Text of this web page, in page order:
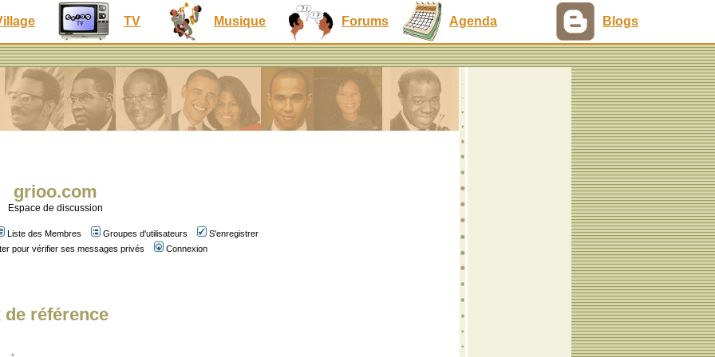
TV Musique Forums Agenda Blogs
grioo.com
Espace de discussion
Liste des Membres Groupes d'utilisateurs
S'enregistrer
pour vérifier ses messages privés
Connexion
référence